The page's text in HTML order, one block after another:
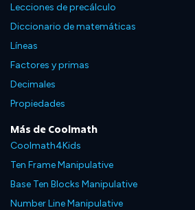
Lecciones de precálculo
Diccionario de matemáticas
Líneas
Factores y primas
Decimales
Propiedades
Más de Coolmath
Coolmath4Kids
Ten Frame Manipulative
Base Ten Blocks Manipulative
Number Line Manipulative